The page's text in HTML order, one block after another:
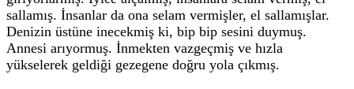
sallamış. İnsanlar da ona selam vermişler, el sallamışlar.
Denizin üstüne inecekmiş ki, bip bip sesini duymuş.
Annesi arıyormuş. İnmekten vazgeçmiş ve hızla
yükselerek geldiği gezegene doğru yola çıkmış.